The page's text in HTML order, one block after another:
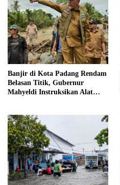
Banjir di Kota Padang Rendam
Belasan Titik, Gubernur
Mahyeldi Instruksikan Alat